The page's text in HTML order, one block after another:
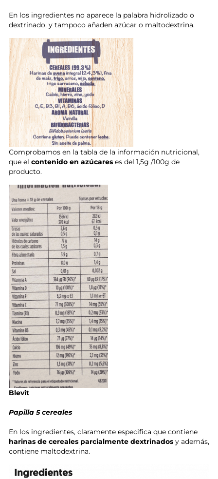
En los ingredientes no aparece la palabra hidrolizado o
dextrinado, y tampoco añaden azúcar o maltodextrina.
Comprobamos en la tabla de la información nutricional,
que el contenido en azúcareses del 1,5g /100g de
producto.
Blevit
Papilla 5 cereales
En los ingredientes, claramente especifica que contiene
harinas de cereales parcialmente dextrinadosy además,
contiene maltodextrina.